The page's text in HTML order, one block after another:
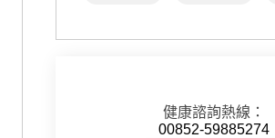
健康諮詢熱線：
00852-59885274